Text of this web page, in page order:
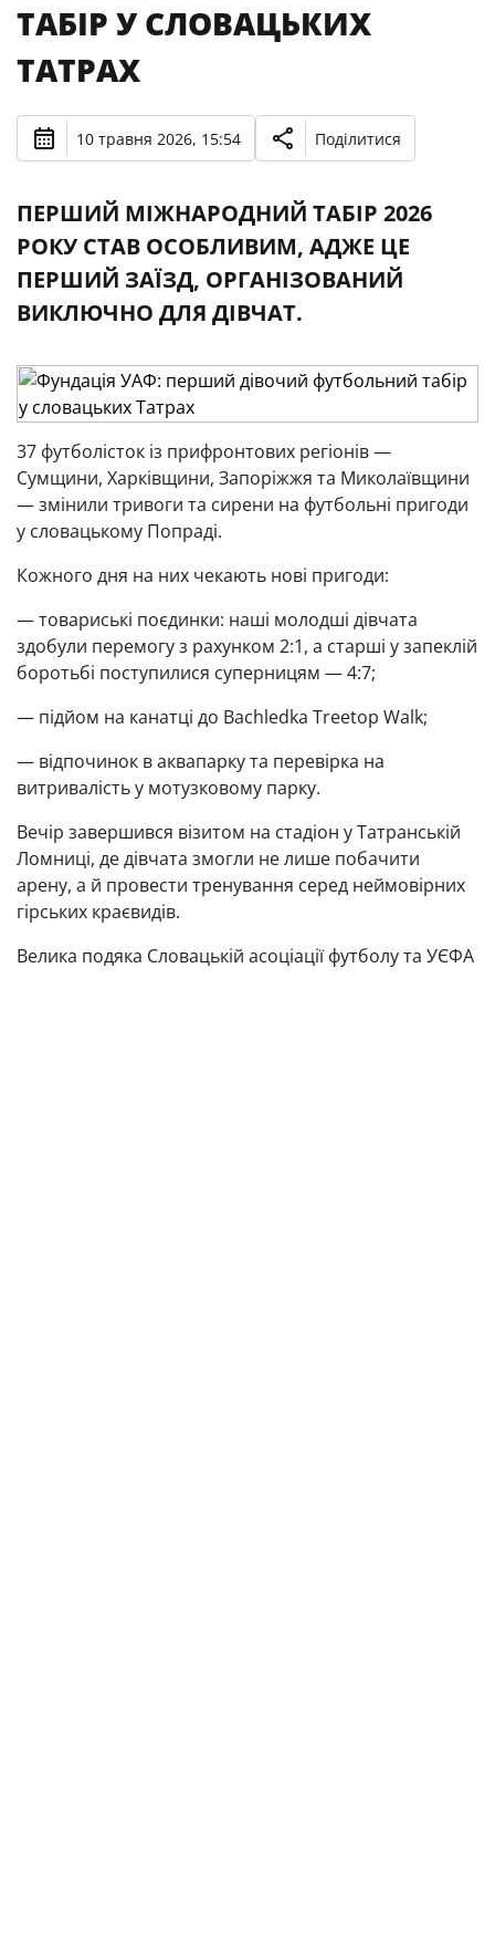
ТАБІР У СЛОВАЦЬКИХ
ТАТРАХ
10 травня 2026, 15:54 Поділитися
ПЕРШИЙ МІЖНАРОДНИЙ ТАБІР 2026
РОКУ СТАВ ОСОБЛИВИМ, АДЖЕ ЦЕ
ПЕРШИЙ ЗАЇЗД, ОРГАНІЗОВАНИЙ
ВИКЛЮЧНО ДЛЯ ДІВЧАТ.
37 футболісток із прифронтових регіонів —
Сумщини, Харківщини, Запоріжжя та Миколаївщини
— змінили тривоги та сирени на футбольні пригоди
у словацькому Попраді.
Кожного дня на них чекають нові пригоди:
— товариські поєдинки: наші молодші дівчата
здобули перемогу з рахунком 2:1, а старші у запеклій
боротьбі поступилися суперницям — 4:7;
— підйом на канатці до Bachledka Treetop Walk;
— відпочинок в аквапарку та перевірка на
витривалість у мотузковому парку.
Вечір завершився візитом на стадіон у Татранській
Ломниці, де дівчата змогли не лише побачити
арену, а й провести тренування серед неймовірних
гірських краєвидів.
Велика подяка Словацькій асоціації футболу та УЄФА